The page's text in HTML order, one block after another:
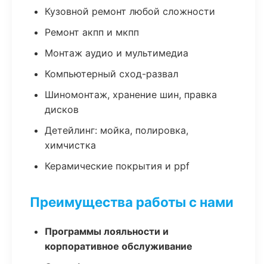
Кузовной ремонт любой сложности
Ремонт акпп и мкпп
Монтаж аудио и мультимедиа
Компьютерный сход-развал
Шиномонтаж, хранение шин, правка
дисков
Детейлинг: мойка, полировка,
химчистка
Керамические покрытия и ppf
Преимущества работы с нами
Программы лояльности и
корпоративное обслуживание